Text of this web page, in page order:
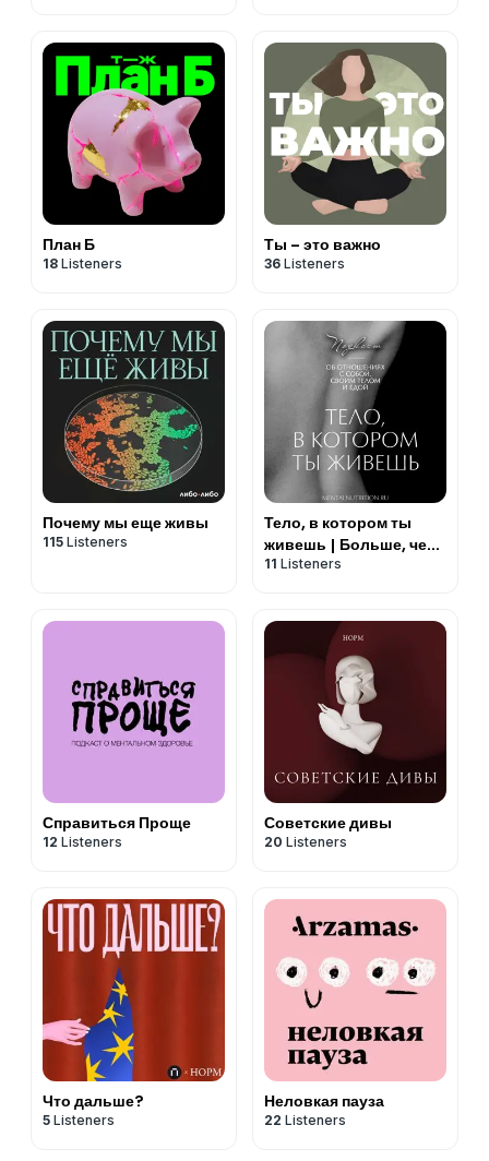
План Б
18 Listeners
Ты – это важно
36 Listeners
Почему мы еще живы
115 Listeners
Тело, в котором ты
живешь | Больше, чем
психология
11 Listeners
Справиться Проще
12 Listeners
Советские дивы
20 Listeners
Что дальше?
5 Listeners
‎Неловкая пауза
22 Listeners